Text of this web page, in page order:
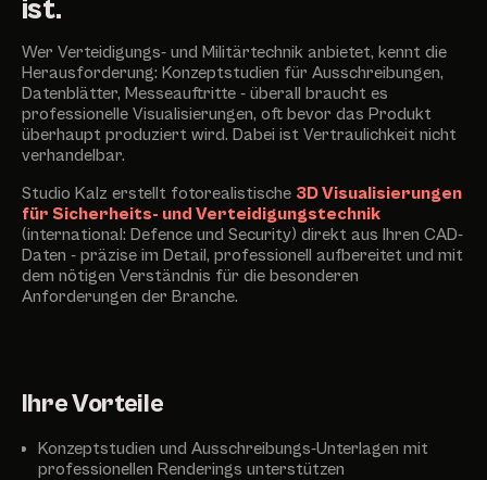
ist.
Wer Verteidigungs- und Militärtechnik anbietet, kennt die
Herausforderung: Konzeptstudien für Ausschreibungen,
Datenblätter, Messeauftritte - überall braucht es
professionelle Visualisierungen, oft bevor das Produkt
überhaupt produziert wird. Dabei ist Vertraulichkeit nicht
verhandelbar.
Studio Kalz erstellt fotorealistische 3D Visualisierungen
für Sicherheits- und Verteidigungstechnik
(international: Defence und Security) direkt aus Ihren CAD-
Daten - präzise im Detail, professionell aufbereitet und mit
dem nötigen Verständnis für die besonderen
Anforderungen der Branche.
Ihre Vorteile
Konzeptstudien und Ausschreibungs-Unterlagen mit
professionellen Renderings unterstützen